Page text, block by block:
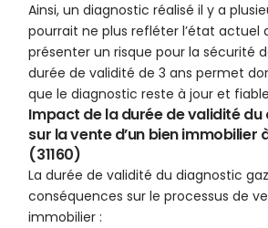
Ainsi, un diagnostic réalisé il y a
pourrait ne plus refléter l’état actuel
présenter un risque pour la sécurité
durée de validité de 3 ans permet
que le diagnostic reste à jour et
Impact de la durée de validité
sur la vente d’un bien immobilier
(31160)
La durée de validité du diagnostic
conséquences sur le processus de
immobilier :